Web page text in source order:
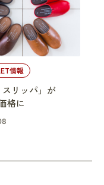
情報
スリッパ」が
格に